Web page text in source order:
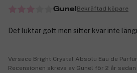
Gunel Bekräftad köpare
Det luktar gott men sitter kvar inte
Versace Bright Crystal Absolu Eau de
Recensionen skrevs av Gunel för 2 år sedan